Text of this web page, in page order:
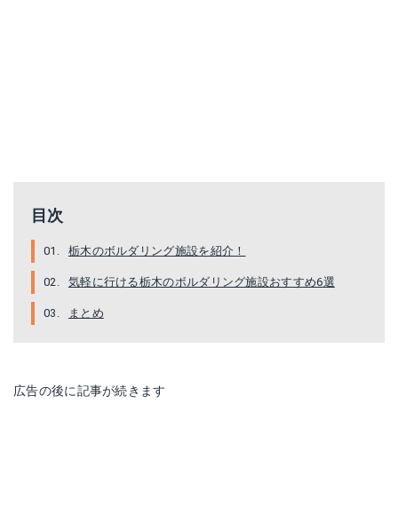
目次
栃木のボルダリング施設を紹介！
気軽に行ける栃木のボルダリング施設おすすめ6選
まとめ
広告の後に記事が続きます